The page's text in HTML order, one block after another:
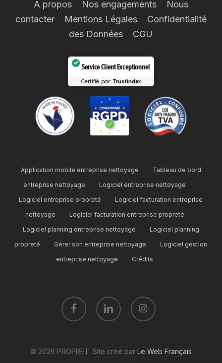
A propos Nos engagements
Nous
contacter
Mentions Légales
Confidentialité
des Données
CGU
Service Client Exceptionnel
Certifié par: Trustindex
Application mobile entreprise nettoyage
Tableau de bord
entreprise nettoyage
Logiciel entreprise nettoyage
Logiciel entreprise propreté
Logiciel facturation entreprise
nettoyage
Logiciel facturation entreprise propreté
Logiciel planning entreprise nettoyage
Logiciel planning
propreté
Gérer son entreprise nettoyage
Logiciel gestion
entreprise nettoyage
Crédits
facebook linkedin instagram
© 2026 PROPRET. Site créé par Le Web Français